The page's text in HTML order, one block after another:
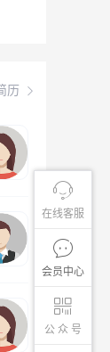
在线客服
会员中心
公 众 号
历